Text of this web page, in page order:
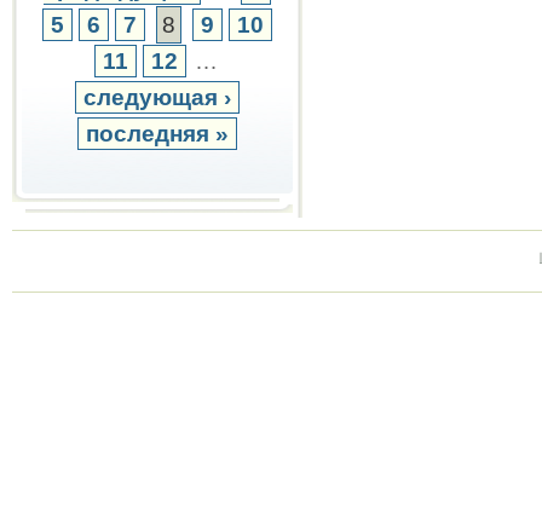
5
6 7 8 9
10
11
12
…
следующая ›
последняя »